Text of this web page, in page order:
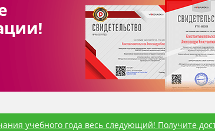
учебного года весь следующий! Получите